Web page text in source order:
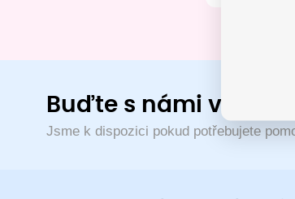
Buďte s námi v
Jsme k dispozici pokud potřebujete